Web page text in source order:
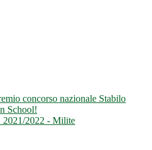
concorso nazionale Stabilo
School!
2021/2022 - Milite